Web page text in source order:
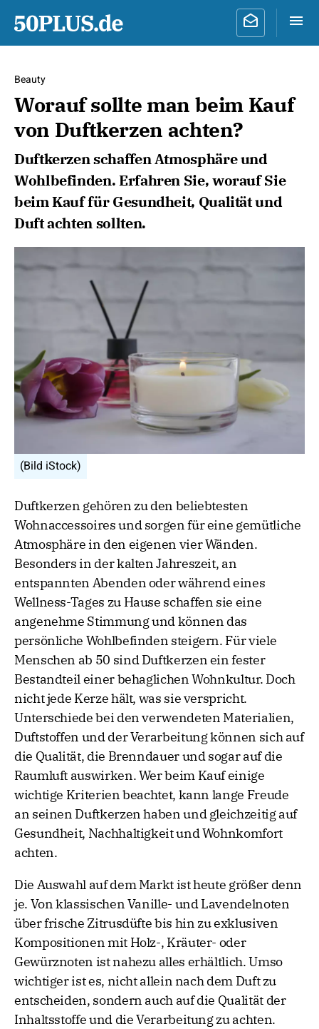
Beauty
Worauf sollte man beim Kauf
von Duftkerzen achten?
Duftkerzen schaffen Atmosphäre und
Wohlbefinden. Erfahren Sie, worauf Sie
beim Kauf für Gesundheit, Qualität und
Duft achten sollten.
(Bild iStock)
Duftkerzen gehören zu den beliebtesten
Wohnaccessoires und sorgen für eine gemütliche
Atmosphäre in den eigenen vier Wänden.
Besonders in der kalten Jahreszeit, an
entspannten Abenden oder während eines
Wellness-Tages zu Hause schaffen sie eine
angenehme Stimmung und können das
persönliche Wohlbefinden steigern. Für viele
Menschen ab 50 sind Duftkerzen ein fester
Bestandteil einer behaglichen Wohnkultur. Doch
nicht jede Kerze hält, was sie verspricht.
Unterschiede bei den verwendeten Materialien,
Duftstoffen und der Verarbeitung können sich auf
die Qualität, die Brenndauer und sogar auf die
Raumluft auswirken. Wer beim Kauf einige
wichtige Kriterien beachtet, kann lange Freude
an seinen Duftkerzen haben und gleichzeitig auf
Gesundheit, Nachhaltigkeit und Wohnkomfort
achten.
Die Auswahl auf dem Markt ist heute größer denn
je. Von klassischen Vanille- und Lavendelnoten
über frische Zitrusdüfte bis hin zu exklusiven
Kompositionen mit Holz-, Kräuter- oder
Gewürznoten ist nahezu alles erhältlich. Umso
wichtiger ist es, nicht allein nach dem Duft zu
entscheiden, sondern auch auf die Qualität der
Inhaltsstoffe und die Verarbeitung zu achten.